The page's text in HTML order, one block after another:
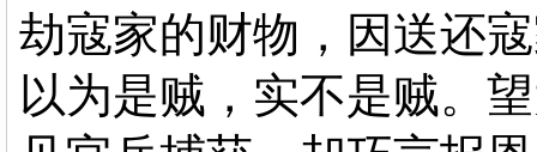
劫寇家的财物，因送还
以为是贼，实不是贼。